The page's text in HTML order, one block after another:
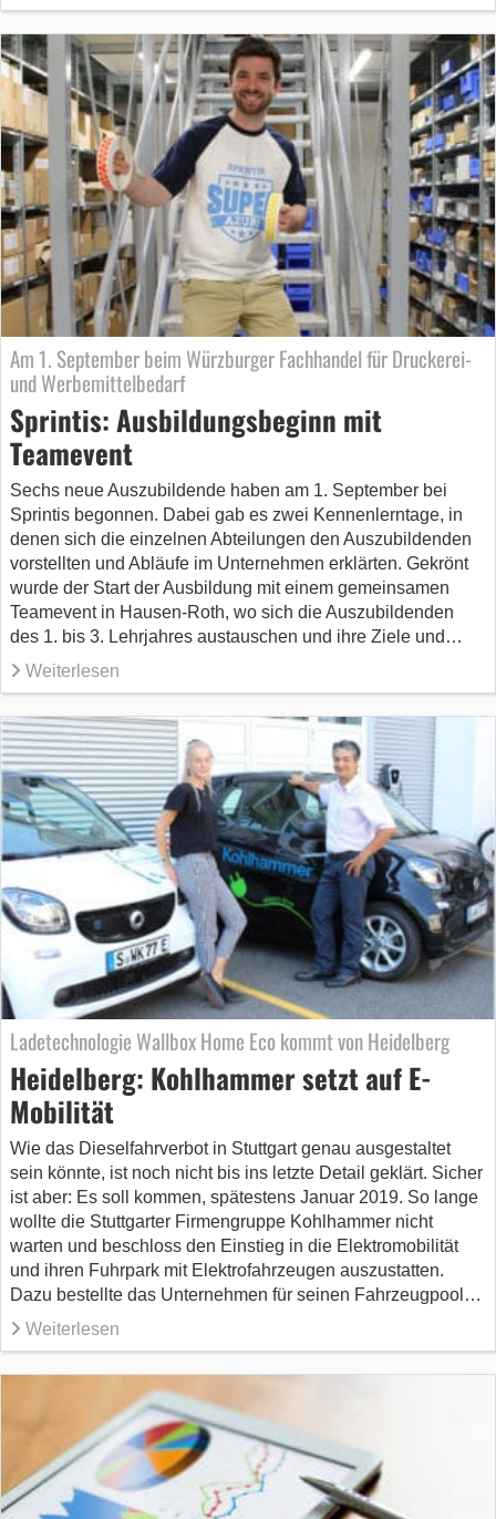
Am 1. September beim Würzburger Fachhandel für Druckerei-
und Werbemittelbedarf
Sprintis: Ausbildungsbeginn mit
Teamevent
Sechs neue Auszubildende haben am 1. September bei
Sprintis begonnen. Dabei gab es zwei Kennenlerntage, in
denen sich die einzelnen Abteilungen den Auszubildenden
vorstellten und Abläufe im Unternehmen erklärten. Gekrönt
wurde der Start der Ausbildung mit einem gemeinsamen
Teamevent in Hausen-Roth, wo sich die Auszubildenden
des 1. bis 3. Lehrjahres austauschen und ihre Ziele und…
Weiterlesen
Ladetechnologie Wallbox Home Eco kommt von Heidelberg
Heidelberg: Kohlhammer setzt auf E-
Mobilität
Wie das Dieselfahrverbot in Stuttgart genau ausgestaltet
sein könnte, ist noch nicht bis ins letzte Detail geklärt. Sicher
ist aber: Es soll kommen, spätestens Januar 2019. So lange
wollte die Stuttgarter Firmengruppe Kohlhammer nicht
warten und beschloss den Einstieg in die Elektromobilität
und ihren Fuhrpark mit Elektrofahrzeugen auszustatten.
Dazu bestellte das Unternehmen für seinen Fahrzeugpool…
Weiterlesen